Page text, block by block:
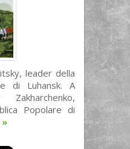
leader della
di Luhansk. A
Popolare di
»